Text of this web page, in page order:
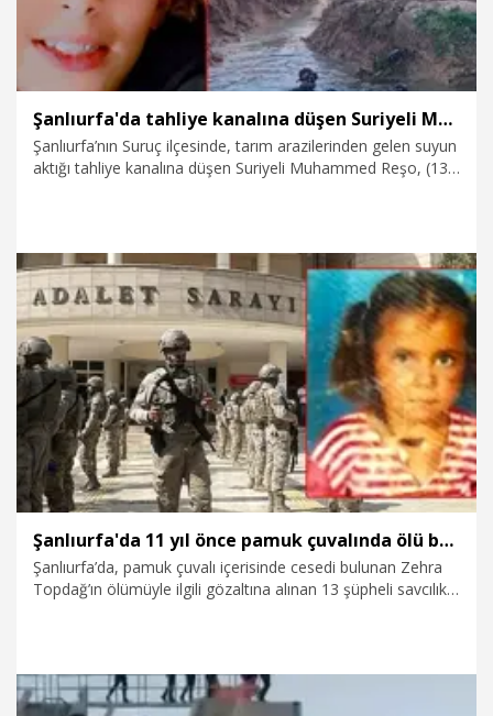
Şanlıurfa'da tahliye kanalına düşen Suriyeli Muhammed hayatını kaybetti
Şanlıurfa’nın Suruç ilçesinde, tarım arazilerinden gelen suyun
aktığı tahliye kanalına düşen Suriyeli Muhammed Reşo, (13)
19.04.2025 Gündem
Şanlıurfa'da 11 yıl önce pamuk çuvalında ölü bulunan Zehra'nın ölümünde 4 akrabası tutuklandı
Şanlıurfa’da, pamuk çuvalı içerisinde cesedi bulunan Zehra
Topdağ’ın ölümüyle ilgili gözaltına alınan 13 şüpheli savcılık
ve Kadriye Topdağ'ın tutuklanmasına diğer şüphelilerin ise
adli kontrol şartıyla serbest bırakılmasına karar verdi.